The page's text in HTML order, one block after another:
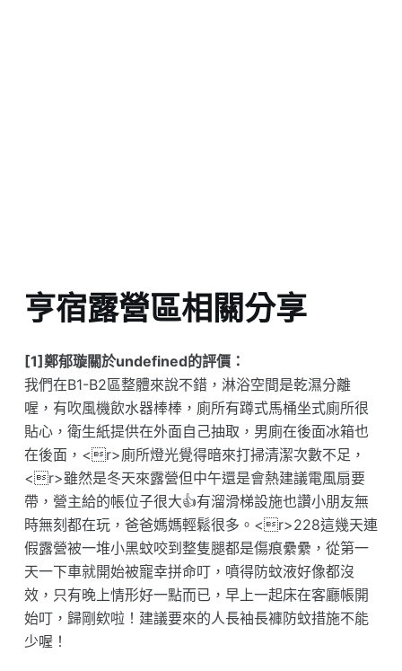
亨宿露營區相關分享
[1]鄭郁璇關於undefined的評價：
我們在B1-B2區整體來說不錯，淋浴空間是乾濕分離
喔，有吹風機飲水器棒棒，廁所有蹲式馬桶坐式廁所很
貼心，衛生紙提供在外面自己抽取，男廁在後面冰箱也
在後面，<r>廁所燈光覺得暗來打掃清潔次數不足，
<r>雖然是冬天來露營但中午還是會熱建議電風扇要
帶，營主給的帳位子很大👍有溜滑梯設施也讚小朋友無
時無刻都在玩，爸爸媽媽輕鬆很多。<r>228這幾天連
假露營被一堆小黑蚊咬到整隻腿都是傷痕纍纍，從第一
天一下車就開始被寵幸拼命叮，噴得防蚊液好像都沒
效，只有晚上情形好一點而已，早上一起床在客廳帳開
始叮，歸剛欸啦！建議要來的人長袖長褲防蚊措施不能
少喔！